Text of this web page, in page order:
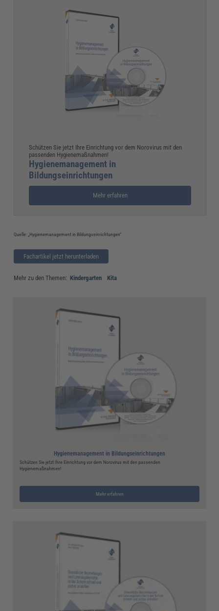
Schützen Sie jetzt Ihre Einrichtung vor dem Norovirus mit den
passenden Hygienemaßnahmen!
Hygienemanagement in
Bildungseinrichtungen
Mehr erfahren
Quelle: „Hygienemanagement in Bildungseinrichtungen“
Fachartikel jetzt herunterladen
Mehr zu den Themen: Kindergarten Kita
Hygienemanagement in Bildungseinrichtungen
Schützen Sie jetzt Ihre Einrichtung vor dem Norovirus mit den passenden
Hygienemaßnahmen!
Mehr erfahren